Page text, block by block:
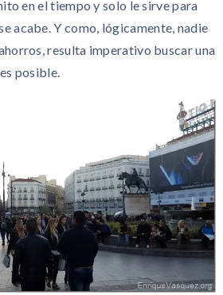
en el tiempo y solo le sirve para
acabe. Y como, lógicamente, nadie
resulta imperativo buscar una
posible.